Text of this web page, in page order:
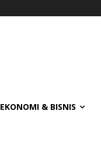
EKONOMI & BISNIS